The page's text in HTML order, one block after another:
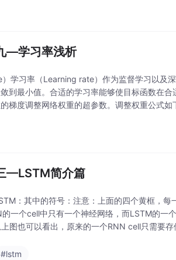
—学习率浅析
学习率（Learning rate）作为监督学习以及
到最小值。合适的学习率能够使目标函数在
梯度调整网络权重的超参数。调整权重公式
—LSTM简介篇
：其中的符号：注意：上面的四个黄框，
一个cell中只有一个神经网络，而LSTM的一
图也可以看出，原来的一个RNN cell只需要
#lstm